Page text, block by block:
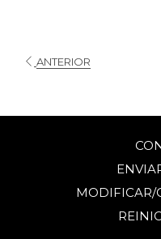
ANTERIOR
MODIFICAR/